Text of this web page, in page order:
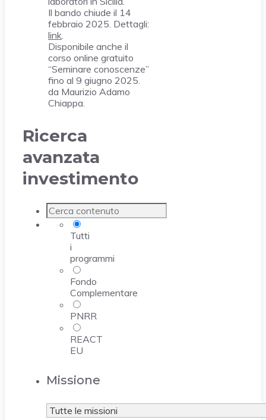
Il bando chiude il 14
febbraio 2025. Dettagli:
link.
Disponibile anche il
corso online gratuito
“Seminare conoscenze”
fino al 9 giugno 2025.
da Maurizio Adamo
Chiappa.
Ricerca
avanzata
investimento
Tutti
i
programmi
Fondo
Complementare
PNRR
REACT
EU
Missione